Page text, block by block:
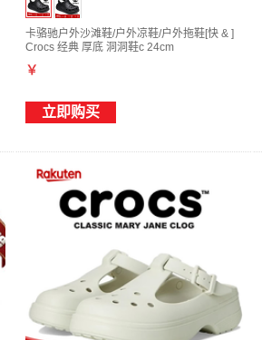
卡骆驰户外沙滩鞋/户外凉鞋/户外拖鞋[快 & ]
Crocs 经典 厚底 洞洞鞋c 24cm
￥
立即购买